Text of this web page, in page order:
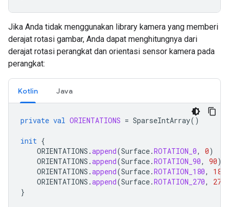
Jika Anda tidak menggunakan library kamera yang memberi
derajat rotasi gambar, Anda dapat menghitungnya dari
derajat rotasi perangkat dan orientasi sensor kamera pada
perangkat:
Kotlin Java
private val ORIENTATIONS = SparseIntArray()
init {
ORIENTATIONS .append(Surface.ROTATION_0, 0)
ORIENTATIONS .append(Surface.ROTATION_90, 90)
ORIENTATIONS .append(Surface.ROTATION_180, 180
ORIENTATIONS .append(Surface.ROTATION_270, 270
}